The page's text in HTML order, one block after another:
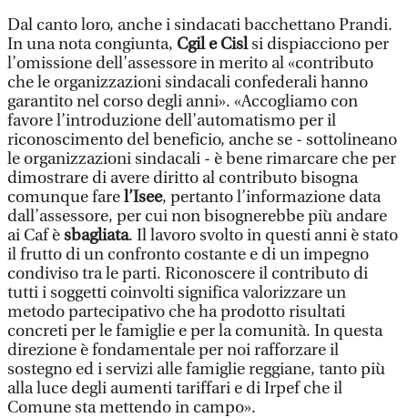
Dal canto loro, anche i sindacati bacchettano Prandi.
In una nota congiunta, Cgil e Cislsi dispiacciono per
l’omissione dell’assessore in merito al «contributo
che le organizzazioni sindacali confederali hanno
garantito nel corso degli anni». «Accogliamo con
favore l’introduzione dell’automatismo per il
riconoscimento del beneficio, anche se - sottolineano
le organizzazioni sindacali - è bene rimarcare che per
dimostrare di avere diritto al contributo bisogna
comunque farel’Isee, pertanto l’informazione data
dall’assessore, per cui non bisognerebbe più andare
ai Caf èsbagliata. Il lavoro svolto in questi anni è stato
il frutto di un confronto costante e di un impegno
condiviso tra le parti. Riconoscere il contributo di
tutti i soggetti coinvolti significa valorizzare un
metodo partecipativo che ha prodotto risultati
concreti per le famiglie e per la comunità. In questa
direzione è fondamentale per noi rafforzare il
sostegno ed i servizi alle famiglie reggiane, tanto più
alla luce degli aumenti tariffari e di Irpef che il
Comune sta mettendo in campo».